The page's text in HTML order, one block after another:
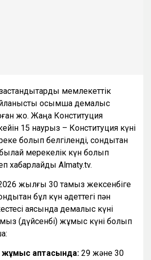
мемлекеттік
қосымша демалыс
жоқ. Жаңа Конституция
15 наурыз – Конституция күні
болып белгіленді, сондықтан
мерекелік күн болып
хабарлайды Almaty.tv.
жылғы 30 тамыз жексенбіге
бұл күн әдеттегі пән
аясында демалыс күні
(дүйсенбі) жұмыс күні болып
жұмыс аптасында: 29 және 30